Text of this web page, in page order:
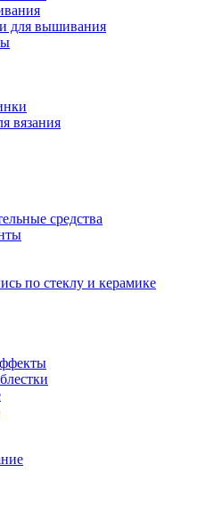
для вышивания
вязания
средства
по стеклу и керамике